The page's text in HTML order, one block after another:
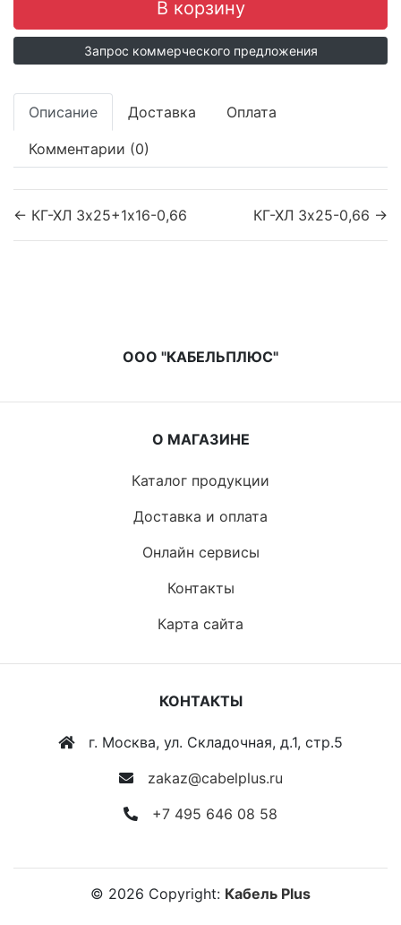
Запрос коммерческого предложения
Описание Доставка Оплата
Комментарии (0)
← КГ-ХЛ 3х25+1х16-0,66 КГ-ХЛ 3х25-0,66 →
ООО "КАБЕЛЬПЛЮС"
О МАГАЗИНЕ
Каталог продукции
Доставка и оплата
Онлайн сервисы
Контакты
Карта сайта
КОНТАКТЫ
г. Москва, ул. Складочная, д.1, стр.5
zakaz@cabelplus.ru
+7 495 646 08 58
© 2026 Copyright: Кабель Plus